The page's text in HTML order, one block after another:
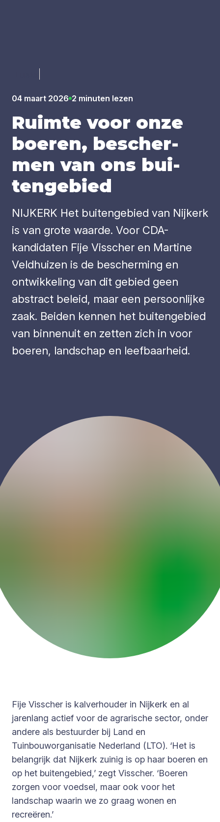
04 maart 2026 2 minuten lezen
Ruim­te voor onze
boe­ren, bescher­
men van ons bui­
ten­ge­bied
NIJKERK Het buitengebied van Nijkerk
is van grote waarde. Voor CDA-
kandidaten Fije Visscher en Martine
Veldhuizen is de bescherming en
ontwikkeling van dit gebied geen
abstract beleid, maar een persoonlijke
zaak. Beiden kennen het buitengebied
van binnenuit en zetten zich in voor
boeren, landschap en leefbaarheid.
Fije Visscher is kalverhouder in Nijkerk en al
jarenlang actief voor de agrarische sector, onder
andere als bestuurder bij Land en
Tuinbouworganisatie Nederland (LTO). ‘Het is
belangrijk dat Nijkerk zuinig is op haar boeren en
op het buitengebied,’ zegt Visscher. ‘Boeren
zorgen voor voedsel, maar ook voor het
landschap waarin we zo graag wonen en
recreëren.’